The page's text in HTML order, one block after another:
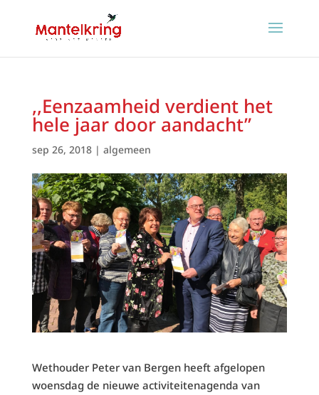
,,Eenzaamheid verdient het
hele jaar door aandacht”
sep 26, 2018| algemeen
Wethouder Peter van Bergen heeft afgelopen
woensdag de nieuwe activiteitenagenda van